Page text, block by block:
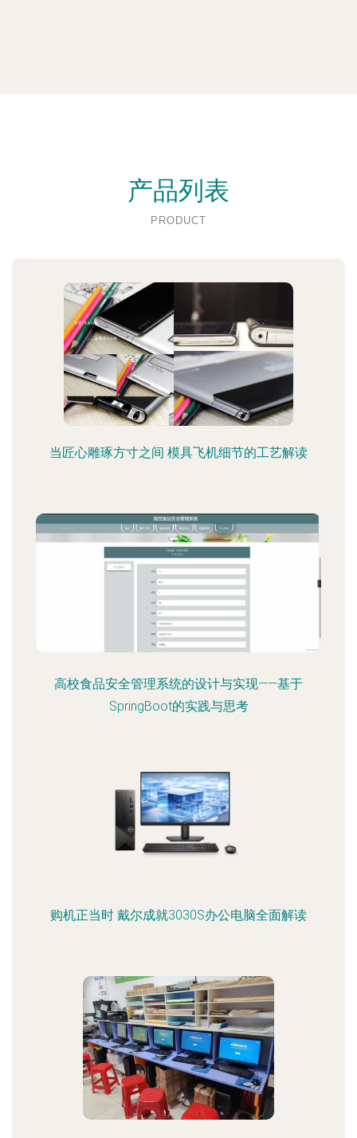
产品列表
PRODUCT
当匠心雕琢方寸之间 模具飞机细节的工艺解读
高校食品安全管理系统的设计与实现——基于
SpringBoot的实践与思考
购机正当时 戴尔成就3030S办公电脑全面解读